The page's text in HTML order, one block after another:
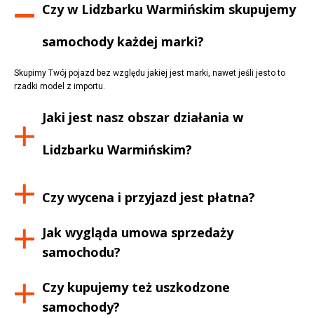
Czy w Lidzbarku Warmińskim skupujemy
samochody każdej marki?
Skupimy Twój pojazd bez względu jakiej jest marki, nawet jeśli jesto to
rzadki model z importu.
Jaki jest nasz obszar działania w
Lidzbarku Warmińskim?
Czy wycena i przyjazd jest płatna?
Jak wygląda umowa sprzedaży
samochodu?
Czy kupujemy też uszkodzone
samochody?